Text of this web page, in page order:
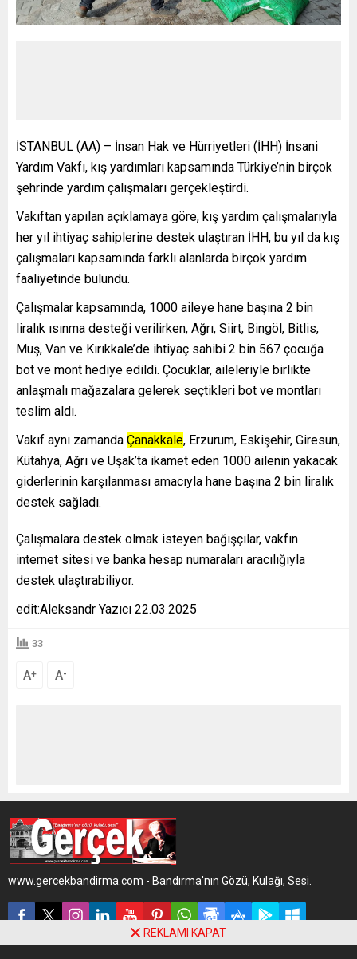
İSTANBUL (AA) – İnsan Hak ve Hürriyetleri (İHH) İnsani
Yardım Vakfı, kış yardımları kapsamında Türkiye’nin birçok
şehrinde yardım çalışmaları gerçekleştirdi.
Vakıftan yapılan açıklamaya göre, kış yardım çalışmalarıyla
her yıl ihtiyaç sahiplerine destek ulaştıran İHH, bu yıl da kış
çalışmaları kapsamında farklı alanlarda birçok yardım
faaliyetinde bulundu.
Çalışmalar kapsamında, 1000 aileye hane başına 2 bin
liralık ısınma desteği verilirken, Ağrı, Siirt, Bingöl, Bitlis,
Muş, Van ve Kırıkkale’de ihtiyaç sahibi 2 bin 567 çocuğa
bot ve mont hediye edildi. Çocuklar, aileleriyle birlikte
anlaşmalı mağazalara gelerek seçtikleri bot ve montları
teslim aldı.
Vakıf aynı zamanda Çanakkale, Erzurum, Eskişehir, Giresun,
Kütahya, Ağrı ve Uşak’ta ikamet eden 1000 ailenin yakacak
giderlerinin karşılanması amacıyla hane başına 2 bin liralık
destek sağladı.
Çalışmalara destek olmak isteyen bağışçılar, vakfın
internet sitesi ve banka hesap numaraları aracılığıyla
destek ulaştırabiliyor.
edit:Aleksandr Yazıcı 22.03.2025
33
A+ A-
www.gercekbandirma.com - Bandırma'nın Gözü, Kulağı, Sesi.
REKLAMI KAPAT